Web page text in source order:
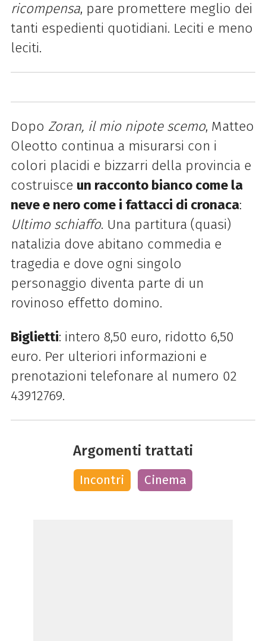
ricompensa, pare promettere meglio dei
tanti espedienti quotidiani. Leciti e meno
leciti.
Dopo Zoran, il mio nipote scemo, Matteo
Oleotto continua a misurarsi con i
colori placidi e bizzarri della provincia e
costruisce un racconto bianco come la
neve e nero come i fattacci di cronaca:
Ultimo schiaffo. Una partitura (quasi)
natalizia dove abitano commedia e
tragedia e dove ogni singolo
personaggio diventa parte di un
rovinoso effetto domino.
Biglietti: intero 8,50 euro, ridotto 6,50
euro. Per ulteriori informazioni e
prenotazioni telefonare al numero 02
43912769.
Argomenti trattati
Incontri Cinema